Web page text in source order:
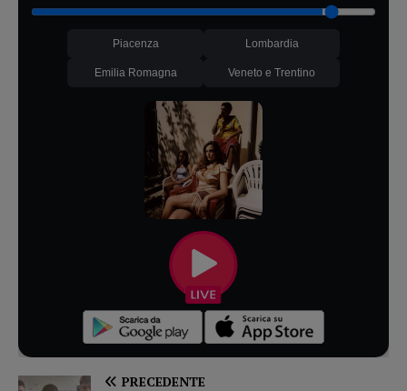
Piacenza Lombardia
Emilia Romagna Veneto e Trentino
PRECEDENTE